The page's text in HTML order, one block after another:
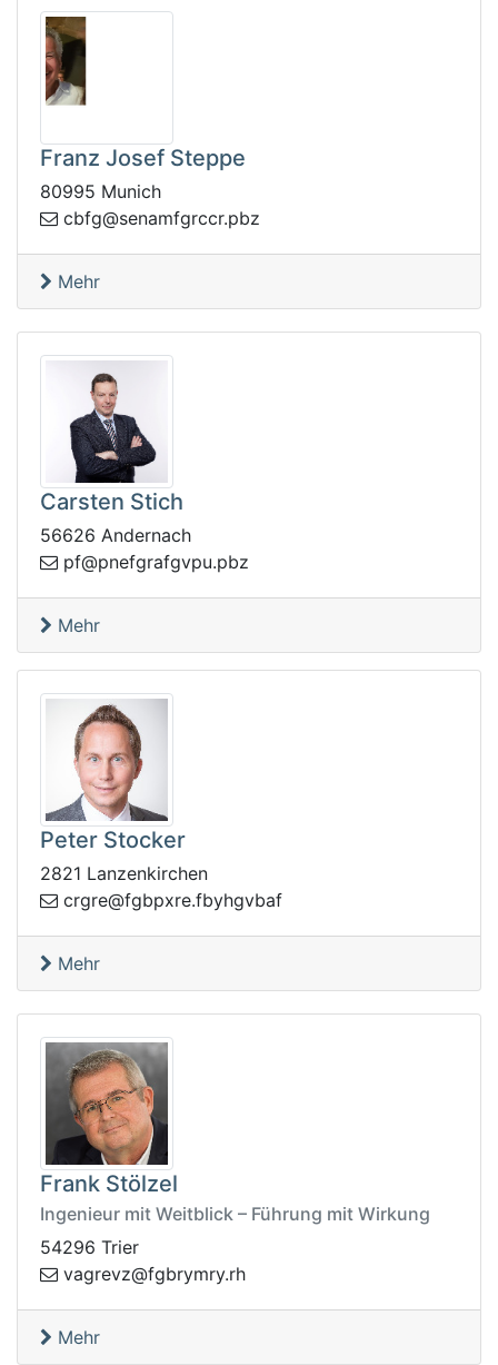
Franz Josef Steppe
80995 Munich
zbp.rccrgfman
es@gfbc
Mehr
Carsten Stich
56626 Andernach
zbp.u
pvgfargfenp@fp
Mehr
Peter Stocker
2821 Lanzenkirchen
fabvghybf.erxpbgf@e
rgrc
Mehr
Frank Stölzel
Ingenieur mit Weitblick – Führung mit Wirkung
54296 Trier
hr.y
rmyrbgf@zvergav
Mehr